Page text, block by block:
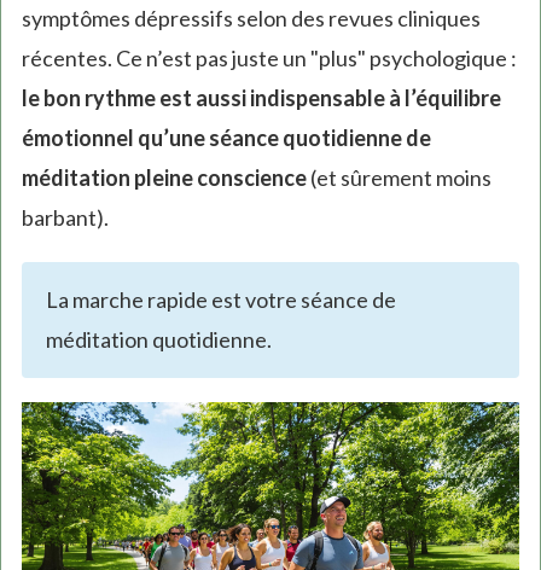
symptômes dépressifs selon des revues cliniques
récentes. Ce n’est pas juste un "plus" psychologique :
le bon rythme est aussi indispensable à l’équilibre
émotionnel qu’une séance quotidienne de
méditation pleine conscience(et sûrement moins
barbant).
La marche rapide est votre séance de
méditation quotidienne.